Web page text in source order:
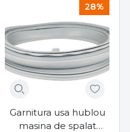
28%
Garnitura usa hublou
masina de spalat